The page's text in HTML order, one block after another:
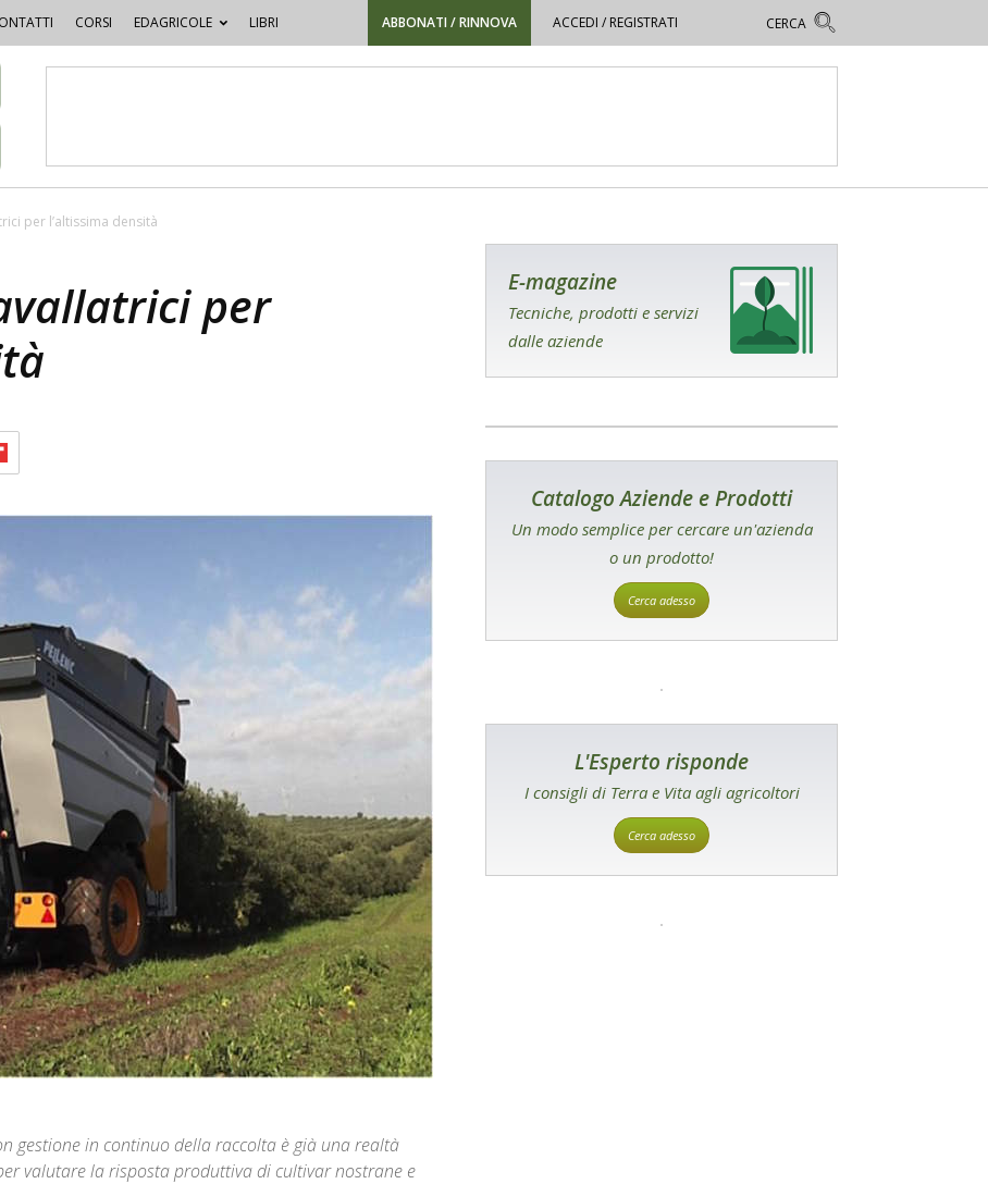
CORSI EDAGRICOLE LIBRI ABBONATI / RINNOVA ACCEDI / REGISTRATI
per l’altissima densità
per
gestione in continuo della raccolta è già una realtà
valutare la risposta produttiva di cultivar nostrane e
E-magazine
Tecniche, prodotti e servizi
dalle aziende
Catalogo Aziende e Prodotti
Un modo semplice per cercare un'azienda
o un prodotto!
Cerca adesso
L'Esperto risponde
I consigli di Terra e Vita agli agricoltori
Cerca adesso